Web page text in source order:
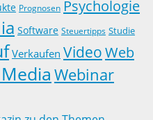
Prognosen Psychologie
Software Steuertipps Studie
Verkaufen VideoWeb
Webinar